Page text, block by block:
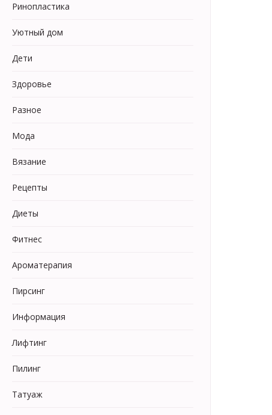
Ринопластика
Уютный дом
Дети
Здоровье
Разное
Мода
Вязание
Рецепты
Диеты
Фитнес
Ароматерапия
Пирсинг
Информация
Лифтинг
Пилинг
Татуаж